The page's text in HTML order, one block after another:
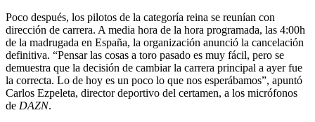
Poco después, los pilotos de la categoría reina se reunían con
dirección de carrera. A media hora de la hora programada, las 4:00h
de la madrugada en España, la organización anunció la cancelación
definitiva. “Pensar las cosas a toro pasado es muy fácil, pero se
demuestra que la decisión de cambiar la carrera principal a ayer fue
la correcta. Lo de hoy es un poco lo que nos esperábamos”, apuntó
Carlos Ezpeleta, director deportivo del certamen, a los micrófonos
de DAZN.